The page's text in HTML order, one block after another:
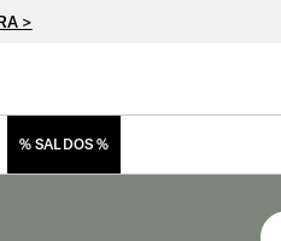
>
% SALDOS %